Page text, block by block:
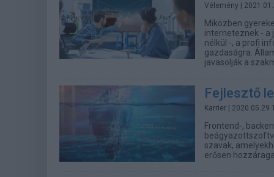
Vélemény |
Miközben
interneteznek - a
nélkül -, a profi
gazdaságra.
javasolják a
Fejlesztő
Karrier | 2020.05.29
Frontend-,
szavak,
erősen